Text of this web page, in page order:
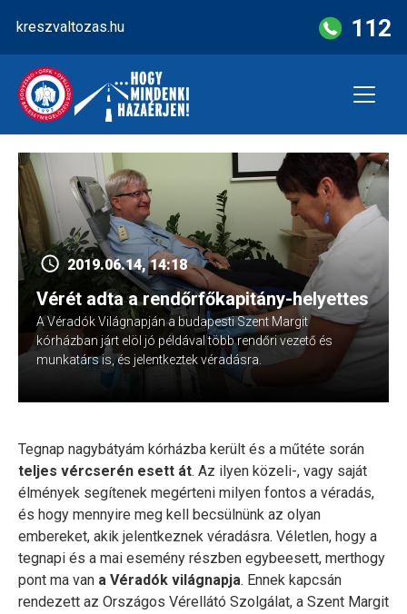
content
kreszvaltozas.hu 112
2019.06.14, 14:18
Vérét adta a rendőrfőkapitány-helyettes
A Véradók Világnapján a budapesti Szent Margit
kórházban járt elöl jó példával több rendőri vezető és
munkatárs is, és jelentkeztek véradásra.
Tegnap nagybátyám kórházba került és a műtéte során
teljes vércserén esett át. Az ilyen közeli-, vagy saját
élmények segítenek megérteni milyen fontos a véradás,
és hogy mennyire meg kell becsülnünk az olyan
embereket, akik jelentkeznek véradásra. Véletlen, hogy a
tegnapi és a mai esemény részben egybeesett, merthogy
pont ma van a Véradók világnapja. Ennek kapcsán
rendezett az Országos Vérellátó Szolgálat, a Szent Margit